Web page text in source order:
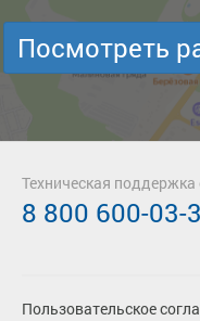
Детали рейса
Нижний Новгород
— руб.
Посмотреть
Пользовательское
Техническая поддержка
8 800 600-03-